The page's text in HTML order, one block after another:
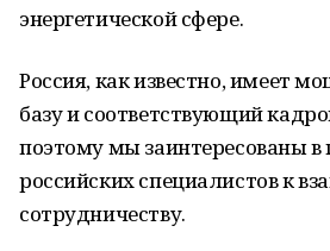
энергетической сфере.
Россия, как известно, имеет
базу и соответствующий
поэтому мы заинтересованы
российских специалистов к
сотрудничеству.